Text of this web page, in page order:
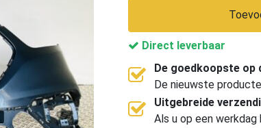
Direct leverbaar
De goedkoopste op
De nieuwste
Uitgebreide
Als u op een